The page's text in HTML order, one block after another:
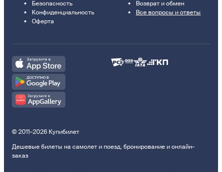
Безопасность
Конфиденциальность
Оферта
Возврат и обмен
Все вопросы и ответы
© 2011–2026 Купибилет
Дешевые билеты на самолет и поезд, бронирование и онлайн-
заказ